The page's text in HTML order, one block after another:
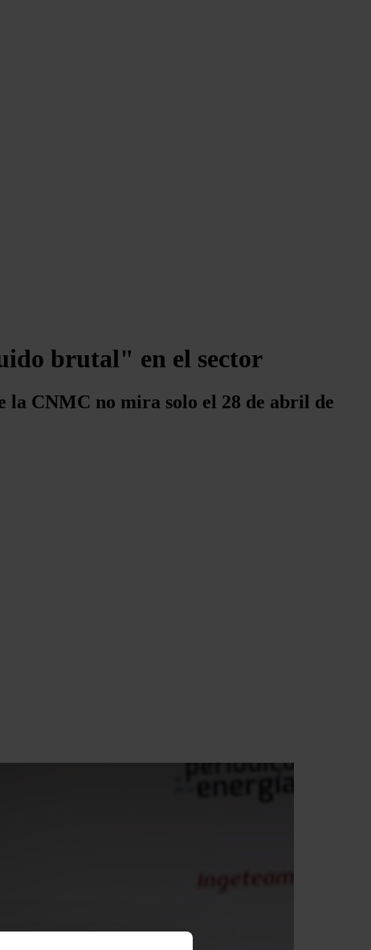
brutal" en el sector
la CNMC no mira solo el 28 de abril de